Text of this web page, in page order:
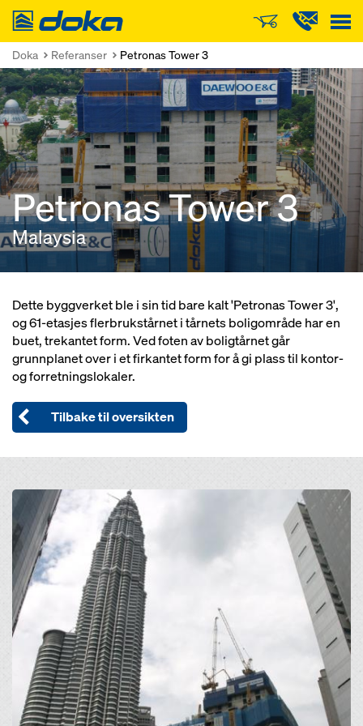
Doka
Doka Referanser Petronas Tower 3
Petronas Tower 3
Malaysia
Dette byggverket ble i sin tid bare kalt 'Petronas Tower 3',
og 61-etasjes flerbrukstårnet i tårnets boligområde har en
buet, trekantet form. Ved foten av boligtårnet går
grunnplanet over i et firkantet form for å gi plass til kontor-
og forretningslokaler.
Tilbake til oversikten
Open